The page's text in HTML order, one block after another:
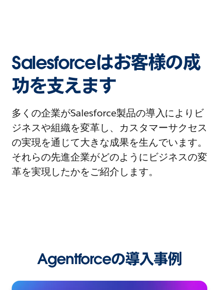
Salesforceはお客様の成
功を支えます
多くの企業がSalesforce製品の導入によりビ
ジネスや組織を変革し、カスタマーサクセス
の実現を通じて大きな成果を生んでいます。
それらの先進企業がどのようにビジネスの変
革を実現したかをご紹介します。
Agentforceの導入事例